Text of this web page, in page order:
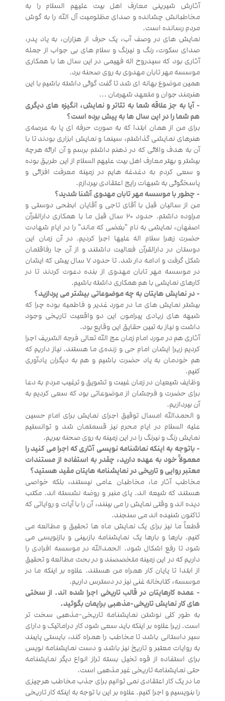
آثارش شیرینی معارف اهل بیت علیهم السلام را به
مخاطبانش چشانده و صدای مظلومیت آل الله را به گوش
مردم رسانده است.
نمایش های در وصف آب، یک حرف از هزاران، به یاد پدر،
صدای سکوت، رنگ و نیرنگ و سلام های بی جواب از جمله
آثاری بود که سیدروح اله فهیمی در این سال ها با همکاری
موسسه مهر تابان مهدوی به روی صحنه برد.
همین موضوع بهانه ای شد تا گفت گوئی داشته باشیم با این
هنرمند جوان و متعهد شهرمان ...
- آیا به جز علاقه شما به تئاتر و نمایش، انگیزه های دیگری
هم شما را در این سال ها به پیش برده است؟
برای من از همان ابتدا که به صورت حرفه ای پا به عرصه‌ی
هنرهای نمایشی گذاشتم، سینما و نمایش ابزاری بودند تا با
آن به هدف والائی که در ذهنم داشتم برسم و آن ارائه هرچه
بیشتر و بهتر معارف اهل بیت علیهم السلام از این طریق بوده
و سعی کردم به دغدغه هایم در زمینه معرفت افزائی و
پاسخگوئی به شبهات رایج اعتقادی بپردازم.
- چطور با موسسه مهر تابان مهدوی آشنا شدید؟
من از سالیان قبل با آقای تاجی و آقایان ابطحی دوستی و
مراوده داشتم. حدود ۲۰ سال قبل ما با همکاری دارالقرآن
اصفهان، نمایشی به نام "بغضی که ماند" را در ایام شهادت
حضرت زهرا سلام اله علیها اجرا کردیم. در آن زمان این
دوستان در دارالقرآن فعالیت داشتند و از آن جا رفاقتمان
شکل گرفت و ادامه دار شد. تا حدود ۷ سال پیش که ایشان
در موسسه مهر تابان مهدوی از بنده دعوت کردند تا در
کارهای نمایشی با هم همکاری داشته باشیم.
- در نمایش هایتان به چه موضوعاتی بیشتر می پردازید؟
بیشتر نمایش های ما در مورد غدیر و فاطمیه بوده چرا که
شبهه های زیادی پیرامون این دو واقعیت تاریخی وجود
داشت و نیاز به تبین حقایق این وقایع بود.
آثاری هم در مورد امام زمان عج الله تعالی فرجه الشریف اجرا
کردیم زیرا ایشان امام حی و زنده‌ی ما هستند. نیاز داریم که
هم خودمان به یاد حضرت باشیم و هم به دیگران یادآوری
کنیم.
وظایف شیعیان در زمان غیبت و تشویق و ترغیب مردم به دعا
برای حضرت و فرجشان از موضوعاتی بود که سعی کردیم به
آن بپردازیم.
و الحمدالله امسال توقیق اجرای نمایش برای امام حسین
علیه السلام در ایام محرم نیز قسمتمان شد و توانستیم
نمایش رنگ و نیرنگ را در این زمینه به روی صحنه ببریم.
- باتوجه به اینکه نماشنامه نویسی آثاری که اجرا می کنید را
معمولاً خود به عهده دارید، چقدر به استفاده از مستندات
معتبر روایی و تاریخی در نمایشنامه هایتان مقید هستید؟
مخاطب آثار ما، مخاطبان عامی نیستند، بلکه خواصی
هستند که شیعه اند. پای منبر و روضه نشسته اند. مکتب
دیده اند و وقتی نمایش را می بینند، آن را با آیات و روایاتی که
تاکنون شنیده اند می سنجند.
قطعاً ما نیز برای یک نمایش ماه ها تحقیق و مطالعه می
کنیم. بارها و بارها یک نمایشنامه بازبینی و بازنویسی می
شود تا رفع اشکال شود. الحمدالله در موسسه افرادی را
داریم که در این زمینه متخصصند و در بحث مطالعه و تحقیق
از ابتدا تا پایان کار همراه من هستند. علاوه بر اینکه ما در
موسسه، کتابخانه غنی نیز در دسترس داریم.
- عمده کارهایتان در قالب تاریخی اجرا شده اند. از سختی
های کار نمایش تاریخی-مذهبی برایمان بگوئید.
به طور کلی نوشتن نمایشنامه تاریخی-مذهبی سخت تر
است. زیرا علاوه بر اینکه باید سعی شود کار دراماتیک و دارای
سیر داستانی باشد تا مخاطب را همراه کند، بایستی پایبند
به روایات معتبر و تاریخ نیز باشد و دست نمایشنامه نویس
برای استفاده از قوه تخیل بسته تراز انواع دیگر نمایشنامه
حتی نمایشنامه تاریخی غیر مذهبی است.
ما در یک کار اعتقادی نمی توانیم برای جذب مخاطب هرچیزی
را بنویسیم و اجرا کنیم. علاوه بر این با توجه به اینکه کار تاریخی